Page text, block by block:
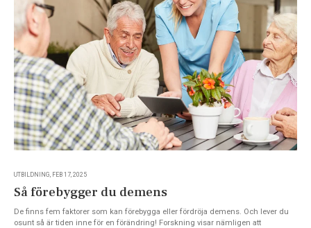
UTBILDNING, FEB 17, 2025
Så förebygger du demens
De finns fem faktorer som kan förebygga eller fördröja demens. Och lever du
osunt så är tiden inne för en förändring! Forskning visar nämligen att